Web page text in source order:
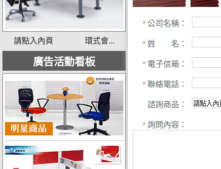
請點入內頁 環式會...
廣告活動看板
* 公司名稱：
* 姓 名：
* 電子信箱：
* 聯絡電話：
諮詢商品：
* 詢問內容：